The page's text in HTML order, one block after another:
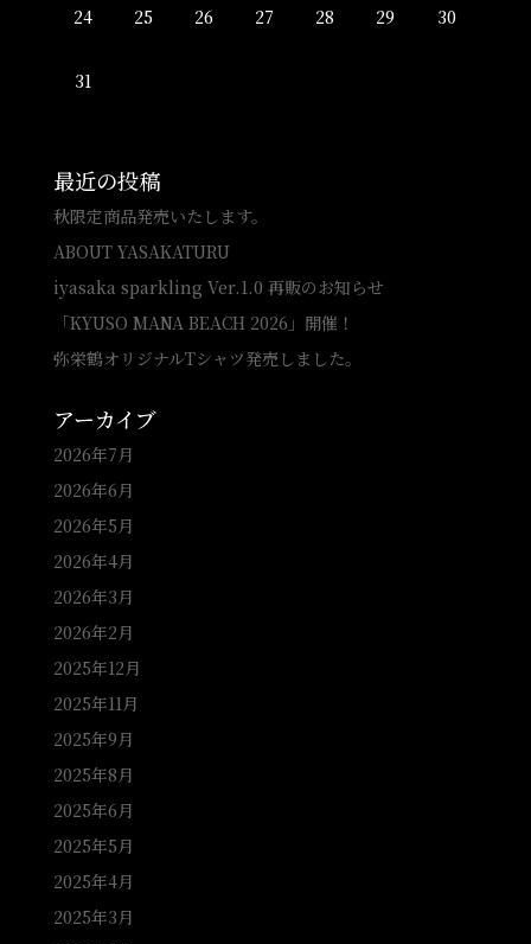
24 25 26 27 28 29 30
31
最近の投稿
秋限定商品発売いたします。
ABOUT YASAKATURU
iyasaka sparkling Ver.1.0 再販のお知らせ
「KYUSO MANA BEACH 2026」開催！
弥栄鶴オリジナルTシャツ発売しました。
アーカイブ
2026年7月
2026年6月
2026年5月
2026年4月
2026年3月
2026年2月
2025年12月
2025年11月
2025年9月
2025年8月
2025年6月
2025年5月
2025年4月
2025年3月